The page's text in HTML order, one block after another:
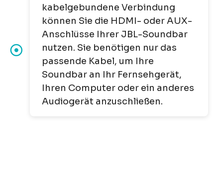
kabelgebundene Verbindung
können Sie die HDMI- oder AUX-
Anschlüsse Ihrer JBL-Soundbar
nutzen. Sie benötigen nur das
passende Kabel, um Ihre
Soundbar an Ihr Fernsehgerät,
Ihren Computer oder ein anderes
Audiogerät anzuschließen.